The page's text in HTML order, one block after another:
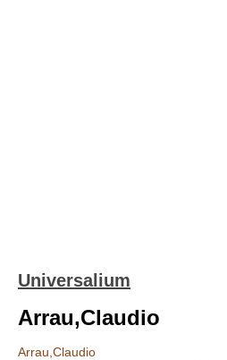
Universalium
Arrau,Claudio
Arrau,Claudio